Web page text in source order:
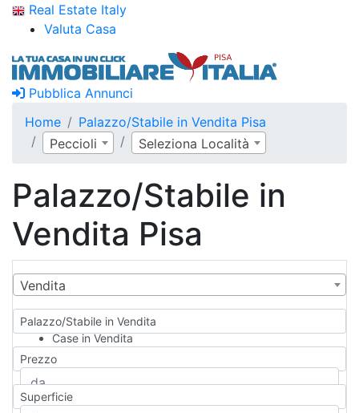
Real Estate Italy
Valuta Casa
Pubblica Annunci
Home
Palazzo/Stabile in Vendita Pisa
Peccioli
Seleziona Località
Palazzo/Stabile in
Vendita Pisa
Vendita
Palazzo/Stabile in Vendita
Case in Vendita
Qualsiasi
Appartamento
Casa indipendente
Casa Semi-indipendente
Prezzo
Superficie